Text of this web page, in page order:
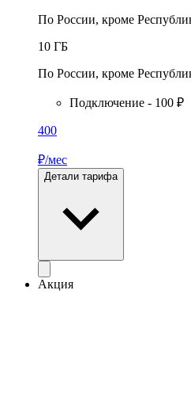
По России, кроме
10 ГБ
По России, кроме
Подключение - 100 ₽
400
₽/мес
Детали тарифа
Акция